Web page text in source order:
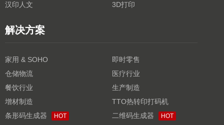
汉印人文
3D打印
解决方案
家用 & SOHO
即时零售
仓储物流
医疗行业
餐饮行业
生产制造
增材制造
TTO热转印打码机
条形码生成器
HOT 二维码生成器 HOT